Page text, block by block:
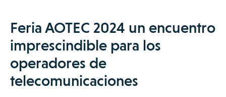
Feria AOTEC 2024 un encuentro
imprescindible para los
operadores de
telecomunicaciones